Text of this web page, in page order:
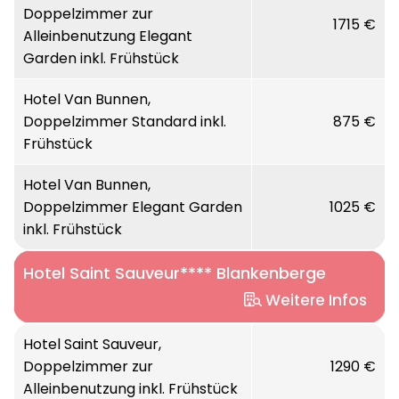
Toilette
Superior Zimmer: (35-40 m²), Doppel-
Boxspring-Betten
vom Knokke-Strand entfernt.
Ausstattung:
Rezeption, Lobby, Lift, gratis W-LAN und
Parkplatz (gg. Gebühr)
Die Zimmer sind alle modern ausgestattet
und verfügen über Badewanne oder Dusche,
WC, Föhn, TV, Safe und Schreibtisch.
Typ Standard: (ca. 18 m²)
Typ Elegant Garden: (ca. 21 m²), mit
Gartenblick, renovierter italienischer Dusche,
Kosmetikspiegel und privatem Balkon.
Doppelzimmer zur
Alleinbenutzung Elegant
Garden inkl. Frühstück
1715 €
Hotel Van Bunnen,
Doppelzimmer Standard inkl.
Frühstück
875 €
Hotel Van Bunnen,
Doppelzimmer Elegant Garden
inkl. Frühstück
1025 €
Hotel Saint Sauveur**** Blankenberge
Weitere Infos
Lage:
Das Design Hotel befindet sich im
Stadtzentrum in ruhiger Lage, ca. 100 m vom
Hotel Saint Sauveur,
Doppelzimmer zur
Alleinbenutzung inkl. Frühstück
1290 €